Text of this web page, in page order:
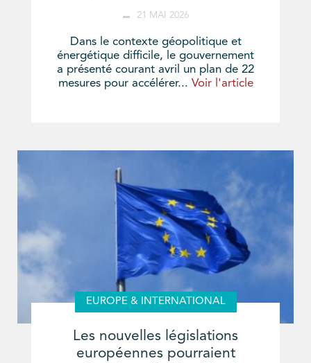
21 MAI 2026
Dans le contexte géopolitique et
énergétique difficile, le gouvernement
a présenté courant avril un plan de 22
mesures pour accélérer... Voir l'article
EUROPE & INTERNATIONAL
Les nouvelles législations
européennes pourraient